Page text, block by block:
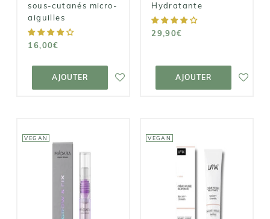
sous-cutanés micro-
aiguilles
16,00€
AJOUTER
AJOUTER AU
PANIER
Hydratante
29,90€
AJOUTER
AJOUTER AU
PANIER
VEGAN
MÁDARA
VEGAN